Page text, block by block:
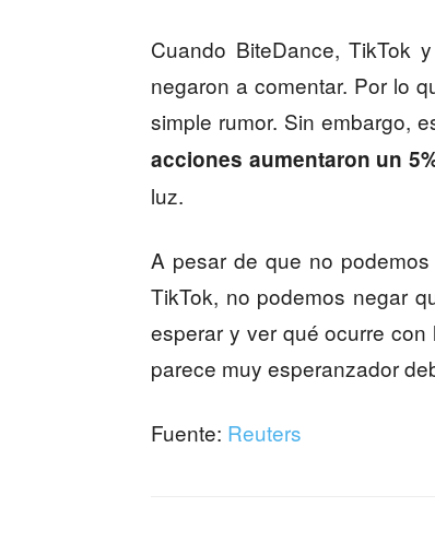
Cuando BiteDance, TikTok
negaron a comentar. Por lo
simple rumor. Sin embargo,
acciones aumentaron un
luz.
A pesar de que no
TikTok, no podemos negar
esperar y ver qué ocurre
parece muy esperanzador
Fuente: Reuters